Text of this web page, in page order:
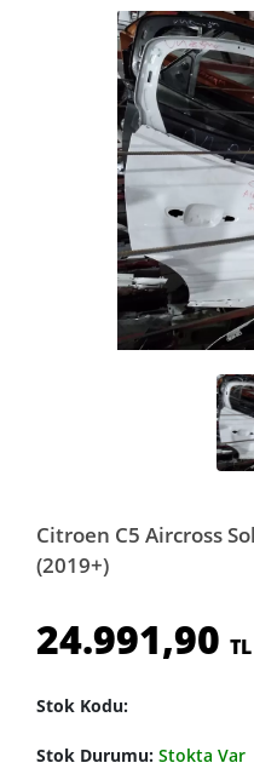
Citroen C5 Aircross
(2019+)
24.991,90 TL
Stok Kodu:
Stok Durumu: Stokta Var